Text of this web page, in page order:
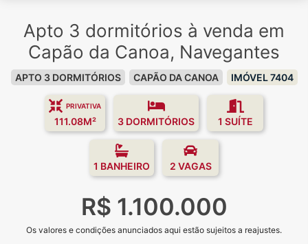
Apto 3 dormitórios à venda em
Capão da Canoa, Navegantes
APTO 3 DORMITÓRIOS CAPÃO DA CANOA IMÓVEL 7404
PRIVATIVA
111.08M² 3 DORMITÓRIOS 1 SUÍTE
1 BANHEIRO 2 VAGAS
R$ 1.100.000
Os valores e condições anunciados aqui estão sujeitos a reajustes.